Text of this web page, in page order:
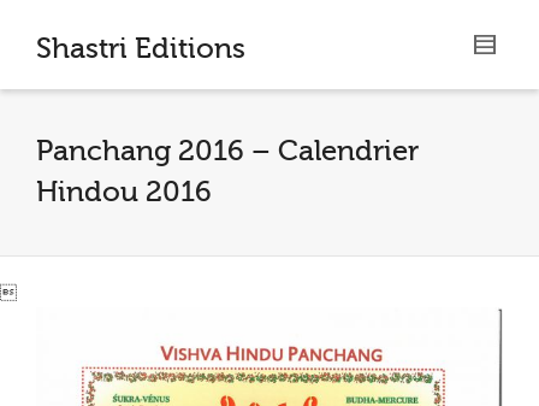
I'm looking for product
Show me thecolouritems.
Shastri Editions
Panchang 2016 – Calendrier
Hindou 2016
